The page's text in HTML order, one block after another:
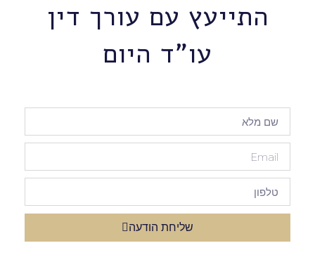
התייעץ עם עורך דין
עו"ד היום
שליחת הודעה